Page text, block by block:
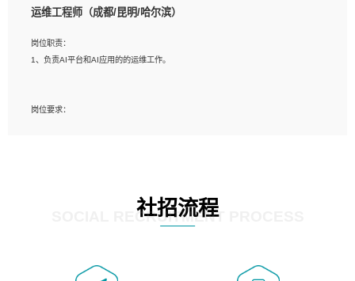
2、熟悉linux命令；
4、熟练使用oracle、mysql进行开发；
5、熟悉流程开发如使用activiti；
运维工程师（成都/昆明/哈尔滨）
岗位职责：
1、负责AI平台和AI应用的的运维工作。
岗位要求：
4、掌握DevOps思想、方法和流程。Jenkins工具使用；
5、掌握常见中间件配置与优化，如mysql、nginx等；
社招流程
SOCIAL RECRUITMENT PROCESS